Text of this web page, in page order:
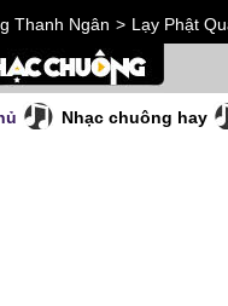
Thanh Ngân > Lạy Phật
Nhạc chuông hay